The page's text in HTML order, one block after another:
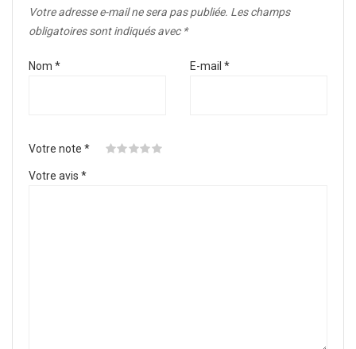
Votre adresse e-mail ne sera pas publiée. Les champs
obligatoires sont indiqués avec *
Nom * E-mail *
Votre note *
Votre avis *